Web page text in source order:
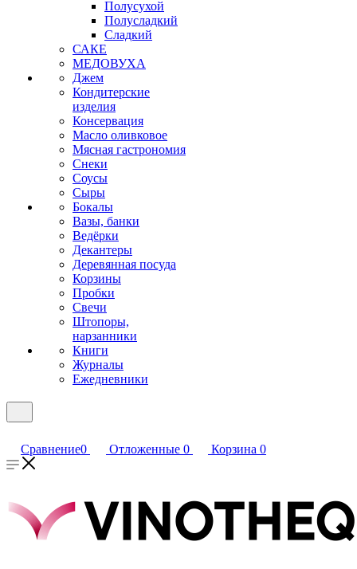
Полусухой
Полусладкий
Сладкий
САКЕ
МЕДОВУХА
Джем
Кондитерские
изделия
Консервация
Масло оливковое
Мясная гастрономия
Снеки
Соусы
Сыры
Бокалы
Вазы, банки
Ведёрки
Декантеры
Деревянная посуда
Корзины
Пробки
Свечи
Штопоры,
нарзанники
Книги
Журналы
Ежедневники
Сравнение0 Отложенные 0 Корзина 0